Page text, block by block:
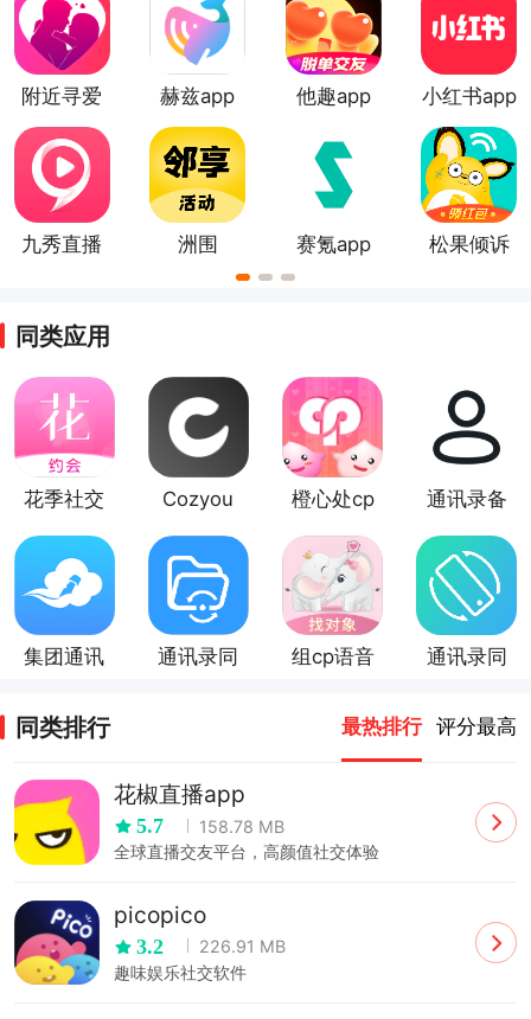
附近寻爱 赫兹app 他趣app
小红书app
最新版
九秀直播 洲围 赛氪app
松果倾诉
同类应用
花季社交
Cozyou
橙心处cp
通讯录备
集团通讯
通讯录同
组cp语音
通讯录同
app
同类排行 最热排行 评分最高
花椒直播app
5.7
158.78 MB
全球直播交友平台，高颜值社交体验
picopico
3.2
226.91 MB
趣味娱乐社交软件